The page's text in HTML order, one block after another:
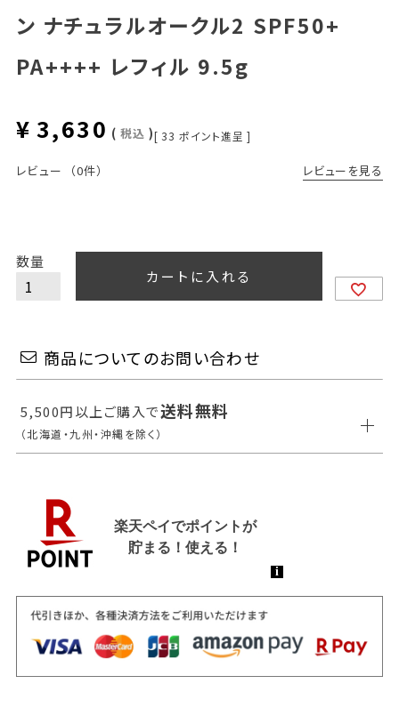
ン ナチュラルオークル2 SPF50+
PA++++ レフィル 9.5g
¥ 3,630 税込 [ 33 ポイント進呈 ]
レビュー （0件） レビューを見る
カートに入れる
商品についてのお問い合わせ
5,500円以上ご購入で送料無料
（北海道・九州・沖縄を除く）